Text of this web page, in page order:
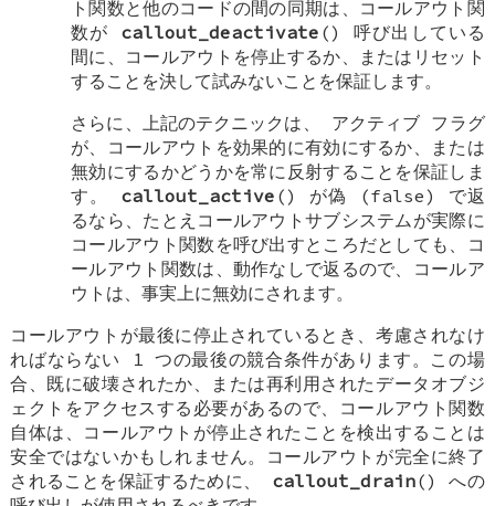
ト関数と他のコードの間の同期は、コールアウト関
数が callout_deactivate () 呼び出している
間に、コールアウトを停止するか、またはリセット
することを決して試みないことを保証します。
さらに、上記のテクニックは、 アクティブ フラグ
が、コールアウトを効果的に有効にするか、または
無効にするかどうかを常に反射することを保証しま
す。 callout_active () が偽 (false) で返
るなら、たとえコールアウトサブシステムが実際に
コールアウト関数を呼び出すところだとしても、コ
ールアウト関数は、動作なしで返るので、コールア
ウトは、事実上に無効にされます。
コールアウトが最後に停止されているとき、考慮されなけ
ればならない 1 つの最後の競合条件があります。この場
合、既に破壊されたか、または再利用されたデータオブジ
ェクトをアクセスする必要があるので、コールアウト関数
自体は、コールアウトが停止されたことを検出することは
安全ではないかもしれません。コールアウトが完全に終了
されることを保証するために、 callout_drain() への